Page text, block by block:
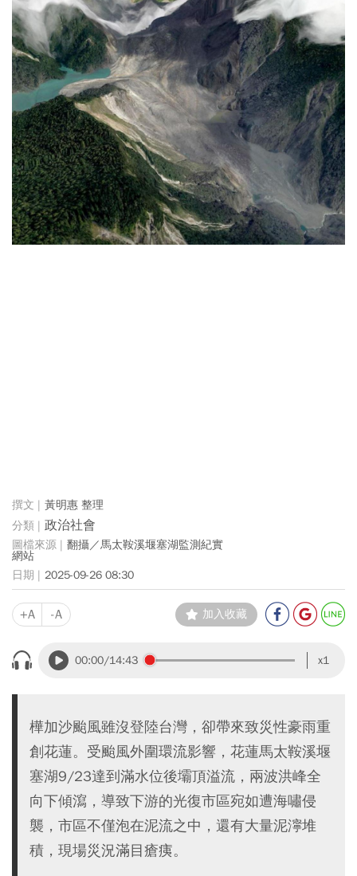
黃明惠 整理
政治社會
翻攝／馬太鞍溪堰塞湖監測紀實
網站
2025-09-26 08:30
+A -A 加入收藏
00:00/14:43 x1
樺加沙颱風雖沒登陸台灣，卻帶來致災性豪雨重
創花蓮。受颱風外圍環流影響，花蓮馬太鞍溪堰
塞湖9/23達到滿水位後壩頂溢流，兩波洪峰全
向下傾瀉，導致下游的光復市區宛如遭海嘯侵
襲，市區不僅泡在泥流之中，還有大量泥濘堆
積，現場災況滿目瘡痍。